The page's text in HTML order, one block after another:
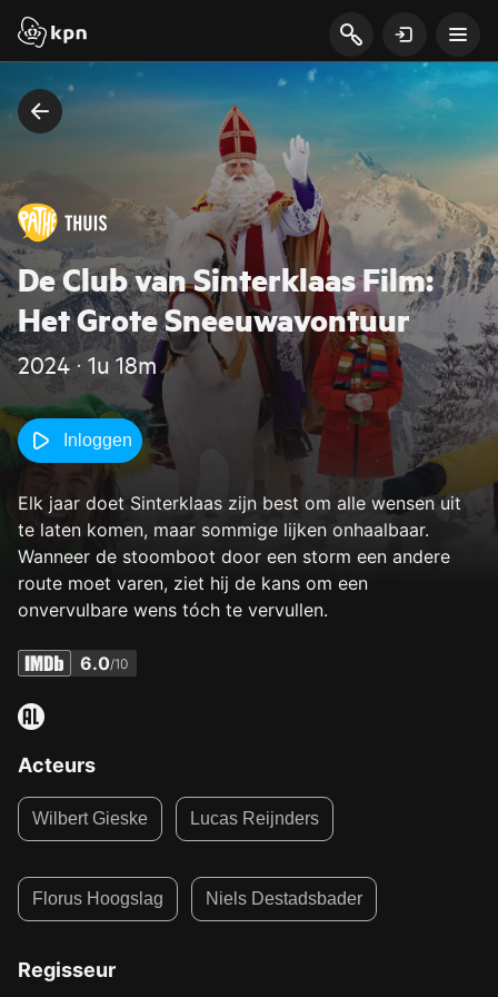
De Club van Sinterklaas Film:
Het Grote Sneeuwavontuur
2024 ‧ 1u 18m
Inloggen
Elk jaar doet Sinterklaas zijn best om alle wensen uit
te laten komen, maar sommige lijken onhaalbaar.
Wanneer de stoomboot door een storm een andere
route moet varen, ziet hij de kans om een
onvervulbare wens tóch te vervullen.
6.0/10
Acteurs
Wilbert Gieske Lucas Reijnders
Florus Hoogslag Niels Destadsbader
Regisseur